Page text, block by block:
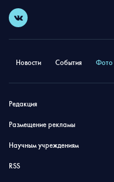
Новости События Фото
Редакция
Размещение рекламы
Научным учреждениям
RSS